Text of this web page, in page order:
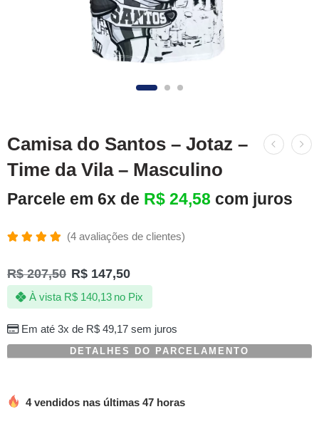
Camisa do Santos – Jotaz –
Time da Vila – Masculino
Parcele em 6x de R$ 24,58 com juros
5.00de 5,
com
baseado
em
de
clientes
(4avaliações de clientes)
R$207,50 R$ 147,50
Em até 3x de R$49,17sem juros
À vista R$140,13 no Pix
DETALHES DO PARCELAMENTO
4 vendidos nas últimas 47 horas